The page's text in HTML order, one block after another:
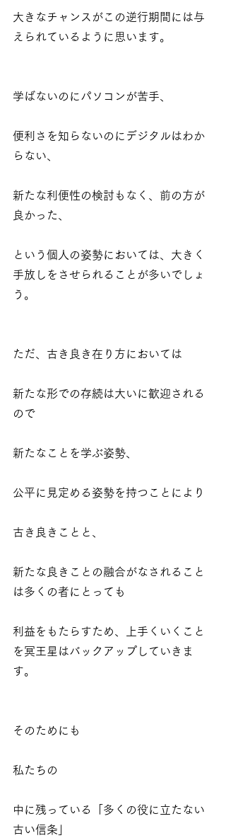
大きなチャンスがこの逆行期間には与
えられているように思います。
学ばないのにパソコンが苦手、
便利さを知らないのにデジタルはわか
らない、
新たな利便性の検討もなく、前の方が
良かった、
という個人の姿勢においては、大きく
手放しをさせられることが多いでしょ
う。
ただ、古き良き在り方においては
新たな形での存続は大いに歓迎される
ので
新たなことを学ぶ姿勢、
公平に見定める姿勢を持つことにより
古き良きことと、
新たな良きことの融合がなされること
は多くの者にとっても
利益をもたらすため、上手くいくこと
を冥王星はバックアップしていきま
す。
そのためにも
私たちの
中に残っている「多くの役に立たない
古い信条」